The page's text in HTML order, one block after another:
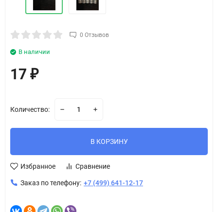
0 Отзывов
В наличии
17 ₽
Количество:
В КОРЗИНУ
Избранное Сравнение
Заказ по телефону: +7 (499) 641-12-17